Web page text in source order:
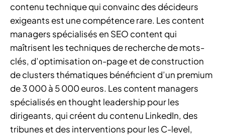
contenu technique qui convainc des décideurs
exigeants est une compétence rare. Les content
managers spécialisés en SEO content qui
maîtrisent les techniques de recherche de mots-
clés, d’optimisation on-page et de construction
de clusters thématiques bénéficient d’un premium
de 3 000 à 5 000 euros. Les content managers
spécialisés en thought leadership pour les
dirigeants, qui créent du contenu LinkedIn, des
tribunes et des interventions pour les C-level,